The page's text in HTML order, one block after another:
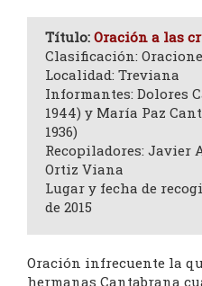
Título: Oración a las
Clasificación:
Localidad: Treviana
Informantes: Dolores
1944) y María Paz
1936)
Recopiladores: Javier
Ortiz Viana
Lugar y fecha de
de 2015
Oración infrecuente la
hermanas Cantabrana